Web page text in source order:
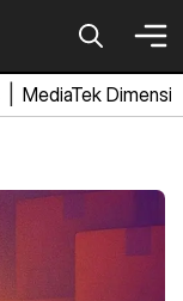
MediaTek